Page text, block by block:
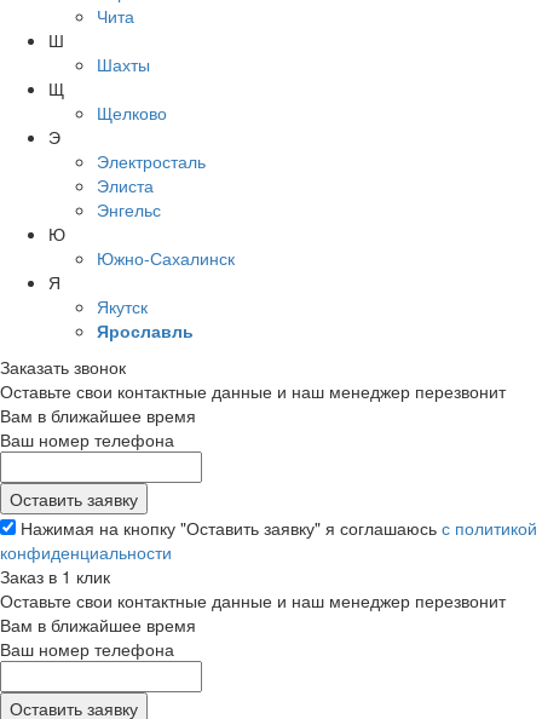
Чита
Ш
Шахты
Щ
Щелково
Э
Электросталь
Элиста
Энгельс
Ю
Южно-Сахалинск
Я
Якутск
Ярославль
Заказать звонок
Оставьте свои контактные данные и наш менеджер перезвонит
Вам в ближайшее время
Ваш номер телефона
Нажимая на кнопку "Оставить заявку" я соглашаюсь с политикой
конфиденциальности
Заказ в 1 клик
Оставьте свои контактные данные и наш менеджер перезвонит
Вам в ближайшее время
Ваш номер телефона